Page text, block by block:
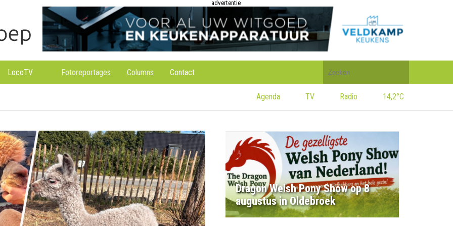
advertentie
LocoTV Fotoreportages Columns Contact
de
website
Agenda
TV Radio 14,2°C
Dragon Welsh Pony Show op 8
augustus in Oldebroek